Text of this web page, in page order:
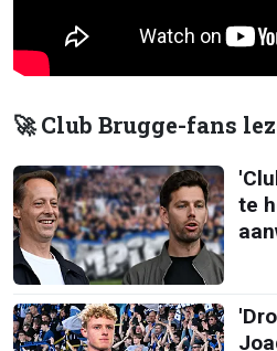
🚀 Club Brugge-fans
te